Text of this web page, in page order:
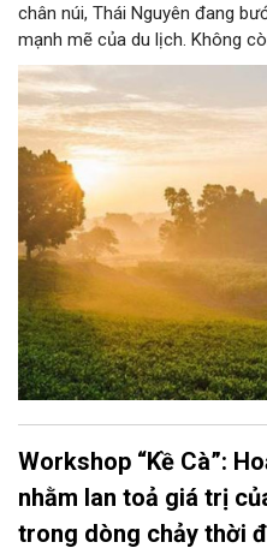
chân núi, Thái Nguyên đang
mạnh mẽ của du lịch. Không
của du khách miền Bắc, vùng
hình một phong cách riêng: du
nghỉ dưỡng cảm xúc.
Workshop “Kề Cà”:
nhằm lan toả giá trị
trong dòng chảy thời